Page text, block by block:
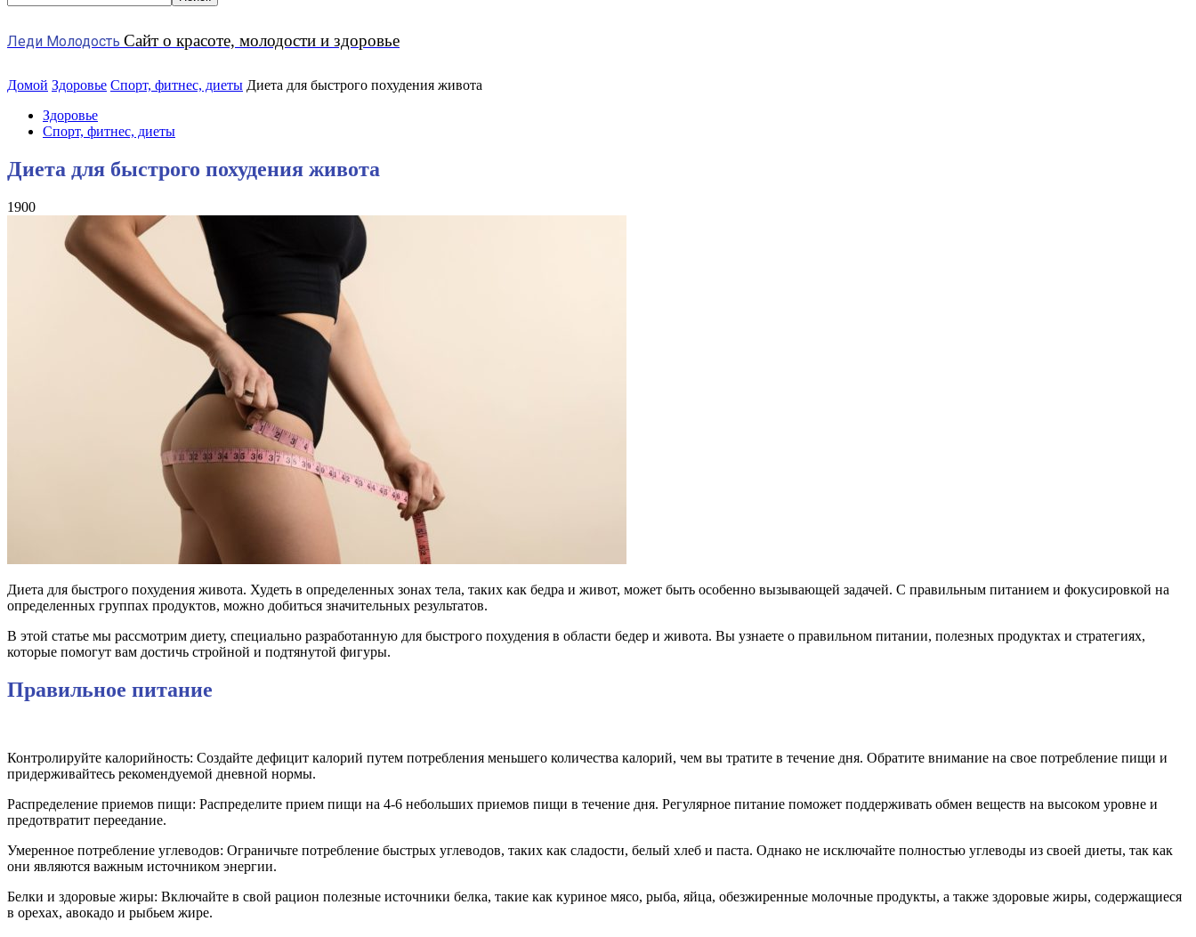
Леди Молодость Сайт о красоте, молодости и здоровье
Домой Здоровье Спорт, фитнес, диеты Диета для быстрого похудения живота
Здоровье
Спорт, фитнес, диеты
Диета для быстрого похудения живота
1900
Диета для быстрого похудения живота. Худеть в определенных зонах тела, таких как бедра и живот, может быть особенно вызывающей задачей. С правильным питанием и фокусировкой на
определенных группах продуктов, можно добиться значительных результатов.
В этой статье мы рассмотрим диету, специально разработанную для быстрого похудения в области бедер и живота. Вы узнаете о правильном питании, полезных продуктах и стратегиях,
которые помогут вам достичь стройной и подтянутой фигуры.
Правильное питание
Контролируйте калорийность: Создайте дефицит калорий путем потребления меньшего количества калорий, чем вы тратите в течение дня. Обратите внимание на свое потребление пищи и
придерживайтесь рекомендуемой дневной нормы.
Распределение приемов пищи: Распределите прием пищи на 4-6 небольших приемов пищи в течение дня. Регулярное питание поможет поддерживать обмен веществ на высоком уровне и
предотвратит переедание.
Умеренное потребление углеводов: Ограничьте потребление быстрых углеводов, таких как сладости, белый хлеб и паста. Однако не исключайте полностью углеводы из своей диеты, так как
они являются важным источником энергии.
Белки и здоровые жиры: Включайте в свой рацион полезные источники белка, такие как куриное мясо, рыба, яйца, обезжиренные молочные продукты, а также здоровые жиры, содержащиеся
в орехах, авокадо и рыбьем жире.